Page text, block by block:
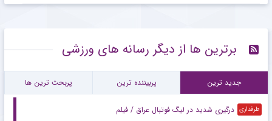
برترین ها از دیگر رسانه های ورزشی
جدید ترین پربیننده ترین پربحث ترین ها
طرفداری درگیری شدید در لیگ فوتبال عراق / فیلم